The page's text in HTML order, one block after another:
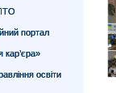
портал
освіти